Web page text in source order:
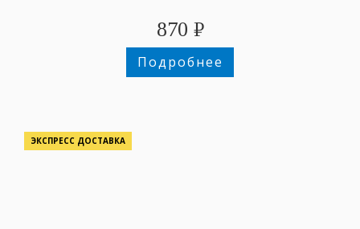
870 ₽
Подробнее
ЭКСПРЕСС ДОСТАВКА